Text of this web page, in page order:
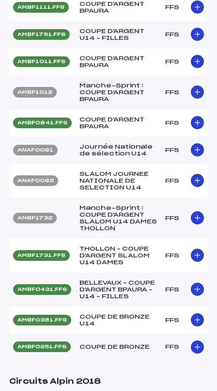
AMBF1111.FFS
COUPE D'ARGENT
BPAURA
FFS
AMBF1751.FFS
COUPE D'ARGENT
U14 – FILLES
FFS
AMBF1011.FFS
COUPE D'ARGENT
BPAURA
FFS
AMBF1012
Manche-Sprint :
COUPE D'ARGENT
BPAURA
FFS
AMBF0841.FFS
COUPE D'ARGENT
BPAURA
FFS
ANAF0081
Journée Nationale
de sélection U14
FFS
ANAF0082
SLALOM JOURNEE
NATIONALE DE
SELECTION U14
FFS
AMBF1732
Manche-Sprint :
COUPE D'ARGENT
SLALOM U14 DAMES
THOLLON
FFS
AMBF1731.FFS
THOLLON – COUPE
D'ARGENT SLALOM
U14 DAMES
FFS
AMBF0431.FFS
BELLEVAUX – COUPE
D'ARGENT BPAURA –
U14 – FILLES
FFS
AMBF0361.FFS
COUPE DE BRONZE
U14
FFS
AMBF0251.FFS COUPE DE BRONZE FFS
Circuits Alpin 2018